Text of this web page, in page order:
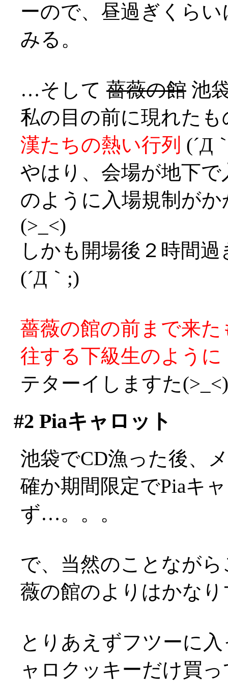
ーので、昼過ぎくら
みる。
…そして 薔薇の館 池
私の目の前に現れた
漢たちの熱い行列 (´Д
やはり、会場が地下
のように入場規制が
(>_<)
しかも開場後２時間
(´Д｀;)
薔薇の館の前まで来
往する下級生のように
テターイしますた(>_<)
#2 Piaキャロット
池袋でCD漁った後、
確か期間限定でPiaキ
ず…。。。
で、当然のことなが
薇の館のよりはかな
とりあえずフツーに
ャロクッキーだけ買